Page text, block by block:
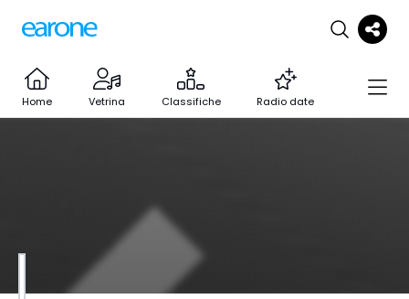
Home Vetrina Classifiche Radio date